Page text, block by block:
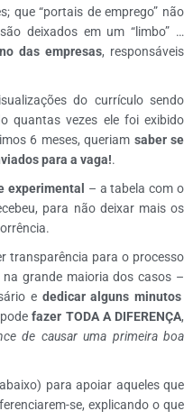
que “portais de emprego” não
deixados em um “limbo” …
das empresas, responsáveis
do currículo sendo
quantas vezes ele foi exibido
6 meses, queriam saber se
para a vaga!.
experimental – a tabela com o
para não deixar mais os
transparência para o processo
grande maioria dos casos –
e dedicar alguns minutos
pode fazer TODA A DIFERENÇA,
de causar uma primeira boa
para apoiar aqueles que
se, explicando o que